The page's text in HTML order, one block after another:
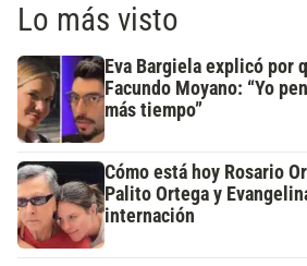
Lo más visto
Eva Bargiela explicó por
Facundo Moyano: “Yo
más tiempo”
Cómo está hoy Rosario
Palito Ortega y
internación